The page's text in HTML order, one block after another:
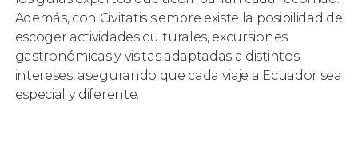
Además, con Civitatis siempre existe la posibilidad de
escoger actividades culturales, excursiones
gastronómicas y visitas adaptadas a distintos
intereses, asegurando que cada viaje a Ecuador sea
especial y diferente.